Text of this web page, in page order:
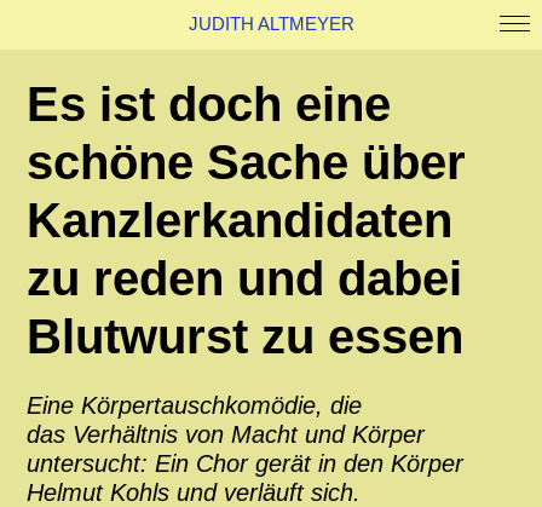
About
Kontakt
News
JUDITH ALTMEYER
Es ist doch eine
schöne Sache über
Kanzlerkandidaten
zu reden und dabei
Blutwurst zu essen
Eine Körpertauschkomödie, die
das Verhältnis von Macht und Körper
untersucht: Ein Chor gerät in den Körper
Helmut Kohls und verläuft sich.